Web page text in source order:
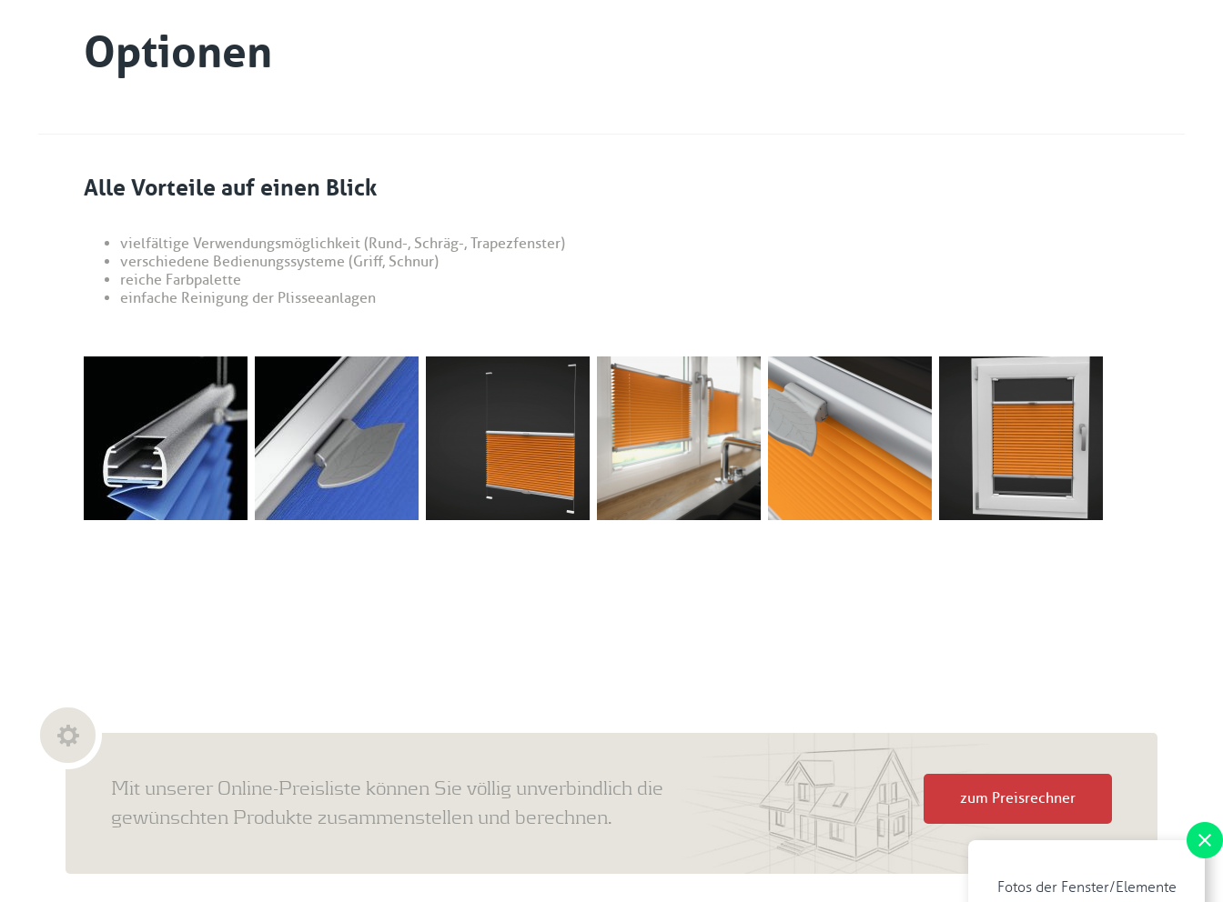
Optionen
Alle Vorteile auf einen Blick
vielfältige Verwendungsmöglichkeit (Rund-, Schräg-, Trapezfenster)
verschiedene Bedienungssysteme (Griff, Schnur)
reiche Farbpalette
einfache Reinigung der Plisseeanlagen
Fotos der Fenster/Elemente
Mit unserer Online-Preisliste können Sie völlig unverbindlich die
gewünschten Produkte zusammenstellen und berechnen.
zum Preisrechner